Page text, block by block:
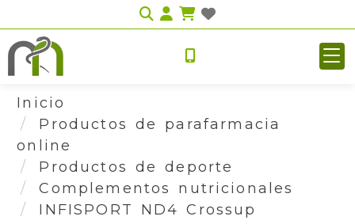
Identifícate
Inicio
Productos de parafarmacia
online
Productos de deporte
Complementos nutricionales
INFISPORT ND4 Crossup